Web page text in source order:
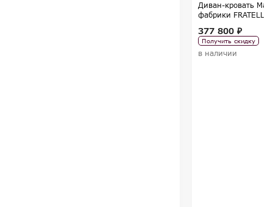
Диван-кровать
фабрики FRATELLI
377 800 ₽
Получить скидку
в наличии